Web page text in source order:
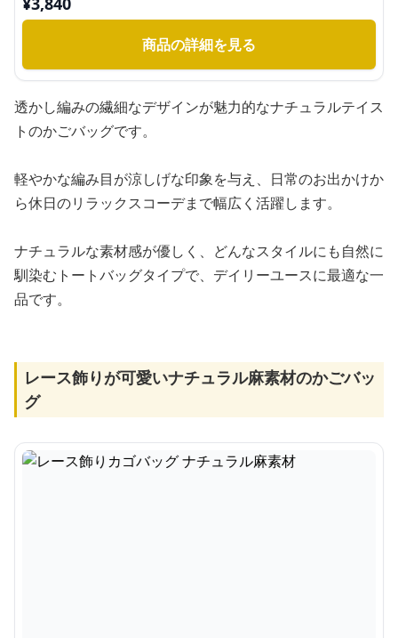
商品の詳細を見る
透かし編みの繊細なデザインが魅力的なナチュラルテイス
トのかごバッグです。
軽やかな編み目が涼しげな印象を与え、日常のお出かけか
ら休日のリラックスコーデまで幅広く活躍します。
ナチュラルな素材感が優しく、どんなスタイルにも自然に
馴染むトートバッグタイプで、デイリーユースに最適な一
品です。
レース飾りが可愛いナチュラル麻素材のかごバッ
グ